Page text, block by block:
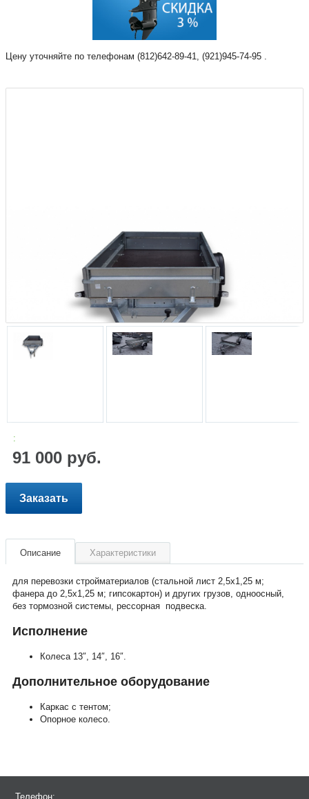
Цену уточняйте по телефонам (812)642-89-41, (921)945-74-95 .
:
91 000 руб.
Заказать
Описание Характеристики
для перевозки стройматериалов (стальной лист 2,5х1,25 м;
фанера до 2,5х1,25 м; гипсокартон) и других грузов, одноосный,
без тормозной системы, рессорная подвеска.
Исполнение
Колеса 13″, 14″, 16″.
Дополнительное оборудование
Каркас с тентом;
Опорное колесо.
Телефон: